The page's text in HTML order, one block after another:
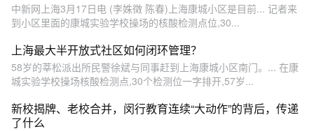
中新网上海3月17日电 (李姝徵 陈春)上海康城小区是目前... 记者来
到小区里面的康城实验学校操场的核酸检测点位,30...
上海最大半开放式社区如何闭环管理？
58岁的莘松派出所民警徐斌与同事赶到上海康城小区南门。... 在康
城实验学校操场核酸检测点,30个检测位一字排开,57岁...
新校揭牌、老校合并，闵行教育连续“大动作”的背后，传递
了什么